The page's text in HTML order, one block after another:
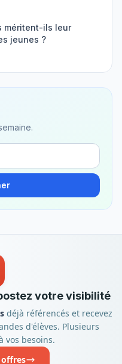
méritent-ils leur
jeunes ?
votre visibilité
déjà référencés et recevez
d'élèves. Plusieurs
vos besoins.